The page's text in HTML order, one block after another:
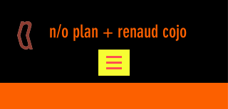
n/o plan + renaud cojo